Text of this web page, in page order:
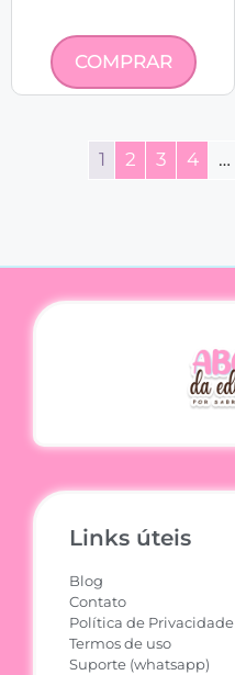
COMPRAR
1 2 3 4 …
Links úteis
Blog
Contato
Política de Privacidade
Termos de uso
Suporte (whatsapp)